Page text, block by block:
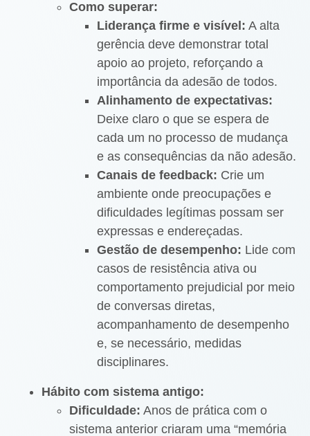
Como superar:
Liderança firme e visível: A alta
gerência deve demonstrar total
apoio ao projeto, reforçando a
importância da adesão de todos.
Alinhamento de expectativas:
Deixe claro o que se espera de
cada um no processo de mudança
e as consequências da não adesão.
Canais de feedback: Crie um
ambiente onde preocupações e
dificuldades legítimas possam ser
expressas e endereçadas.
Gestão de desempenho: Lide com
casos de resistência ativa ou
comportamento prejudicial por meio
de conversas diretas,
acompanhamento de desempenho
e, se necessário, medidas
disciplinares.
Hábito com sistema antigo:
Dificuldade: Anos de prática com o
sistema anterior criaram uma “memória